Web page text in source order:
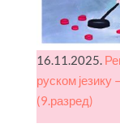
16.11.2025.
руском
(9.разред)